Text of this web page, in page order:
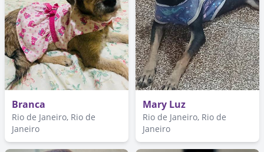
Branca
Rio de Janeiro, Rio de
Janeiro
Mary Luz
Rio de Janeiro, Rio de
Janeiro